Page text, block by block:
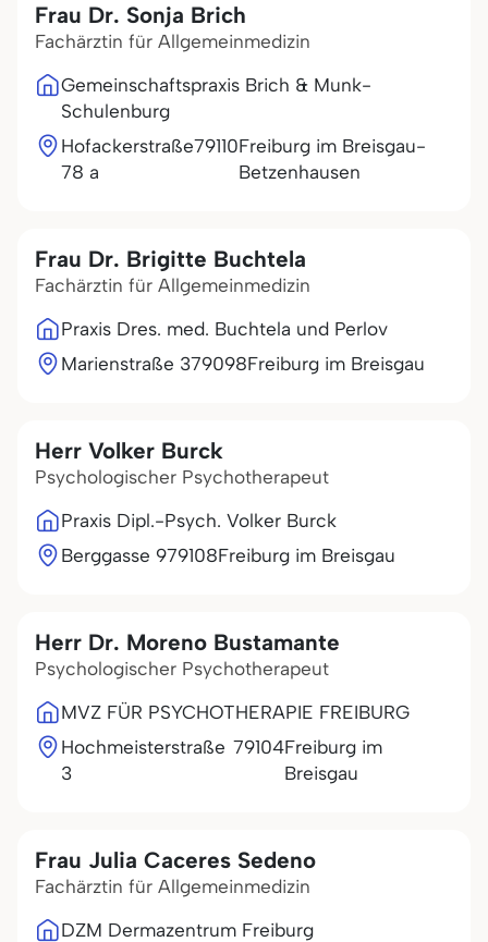
Frau Dr. Sonja Brich
Fachärztin für Allgemeinmedizin
Gemeinschaftspraxis Brich & Munk-
Schulenburg
Hofackerstraße
78 a
79110Freiburg im Breisgau-
Betzenhausen
Frau Dr. Brigitte Buchtela
Fachärztin für Allgemeinmedizin
Praxis Dres. med. Buchtela und Perlov
Marienstraße 379098Freiburg im Breisgau
Herr Volker Burck
Psychologischer Psychotherapeut
Praxis Dipl.-Psych. Volker Burck
Berggasse 979108Freiburg im Breisgau
Herr Dr. Moreno Bustamante
Psychologischer Psychotherapeut
MVZ FÜR PSYCHOTHERAPIE FREIBURG
Hochmeisterstraße
3
79104Freiburg im
Breisgau
Frau Julia Caceres Sedeno
Fachärztin für Allgemeinmedizin
DZM Dermazentrum Freiburg